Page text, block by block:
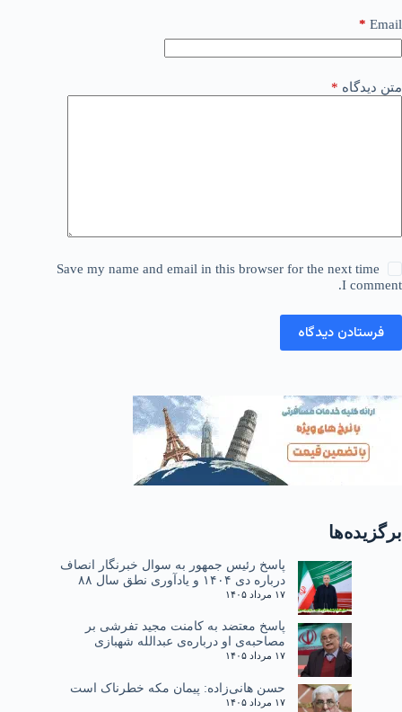
Email
*
متن دیدگاه *
Save my name and email in this browser for the next time
I comment.
فرستادن دیدگاه
برگزیده‌ها
پاسخ رئیس جمهور به سوال خبرنگار انصاف
درباره دی ۱۴۰۴ و یادآوری نطق سال ۸۸
۱۷ مرداد ۱۴۰۵
پاسخ معتضد به کامنت مجید تفرشی بر
مصاحبه‌ی او درباره‌ی عبدالله شهبازی
۱۷ مرداد ۱۴۰۵
حسن هانی‌زاده: پیمان مکه خطرناک است
۱۷ مرداد ۱۴۰۵